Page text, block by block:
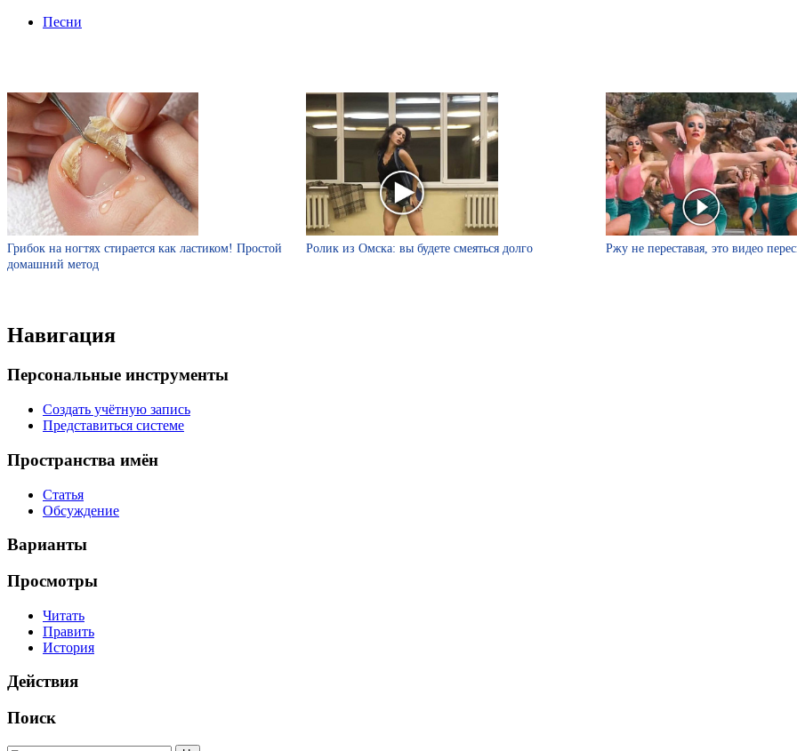
Песни
Грибок на ногтях стирается как ластиком! Простой
домашний метод
Ролик из Омска: вы будете смеяться долго Ржу не переставая, это видео
Навигация
Персональные инструменты
Создать учётную запись
Представиться системе
Пространства имён
Статья
Обсуждение
Варианты
Просмотры
Читать
Править
История
Действия
Поиск